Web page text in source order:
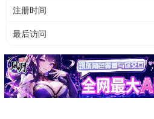
注册时间
最后访问